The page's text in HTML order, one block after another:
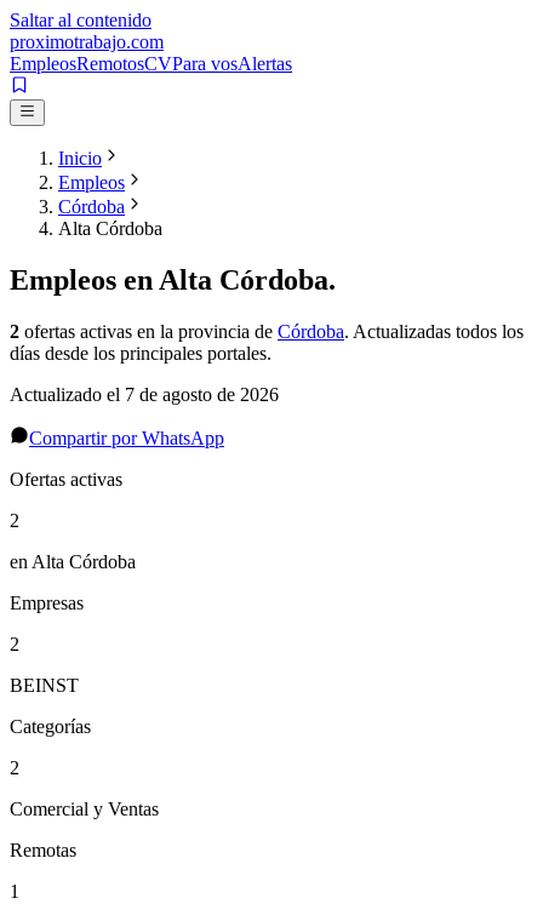
Saltar al contenido
proximotrabajo.com
EmpleosRemotosCVPara vosAlertas
Inicio
Empleos
Córdoba
Alta Córdoba
Empleos enAlta Córdoba.
2 ofertas activas en la provincia de Córdoba. Actualizadas todos los
días desde los principales portales.
Actualizado el 7 de agosto de 2026
Compartir por WhatsApp
Ofertas activas
2
en Alta Córdoba
Empresas
2
BEINST
Categorías
2
Comercial y Ventas
Remotas
1